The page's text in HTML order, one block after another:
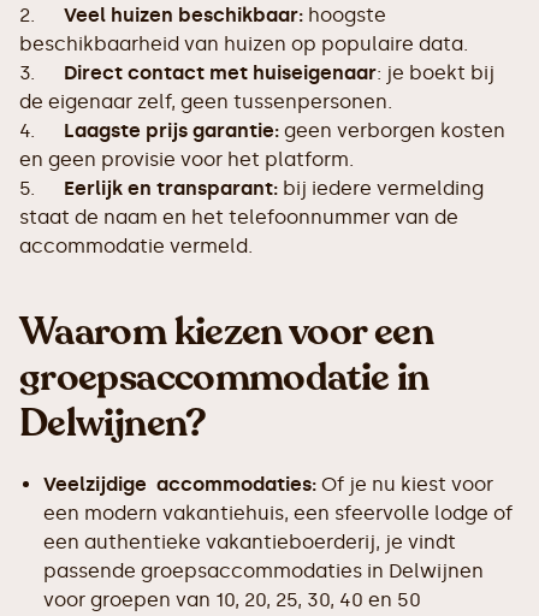
2. Veel huizen beschikbaar: hoogste
beschikbaarheid van huizen op populaire data.
3. Direct contact met huiseigenaar: je boekt bij
de eigenaar zelf, geen tussenpersonen.
4. Laagste prijs garantie: geen verborgen kosten
en geen provisie voor het platform.
5. Eerlijk en transparant: bij iedere vermelding
staat de naam en het telefoonnummer van de
accommodatie vermeld.
Waarom kiezen voor een
groepsaccommodatie in
Delwijnen?
Veelzijdige accommodaties: Of je nu kiest voor
een modern vakantiehuis, een sfeervolle lodge of
een authentieke vakantieboerderij, je vindt
passende groepsaccommodaties in Delwijnen
voor groepen van 10, 20, 25, 30, 40 en 50